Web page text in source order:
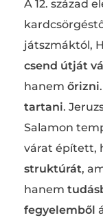
A 12. század
játszmáktól,
csend útját
hanem őrizni
tartani.
Salamon
várat épített,
struktúrát,
hanem
fegyelemből